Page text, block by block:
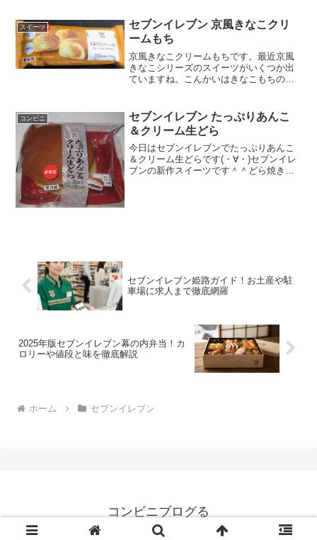
スイーツ
セブンイレブン 京風きなこクリ
ームもち
京風きなこクリームもちです。最近京風
きなこシリーズのスイーツがいくつか出
ていますね。こんかいはきなこもちの中
頃価格。カロリーはかなり低い。京風き
なこクリームもちの中サイズ...
コンビニ
セブンイレブン たっぷりあんこ
＆クリーム生どら
今日はセブンイレブンでたっぷりあんこ
＆クリーム生どらです(・∀・)セブンイレ
ブンの新作スイーツです＾＾どら焼き＾
セブンイレブン姫路ガイド！お土産や駐
車場に求人まで徹底網羅
2025年版セブンイレブン幕の内弁当！カ
ロリーや値段と味を徹底解説
ホーム セブンイレブン
コンビニブログる
© 2008 コンビニブログる.